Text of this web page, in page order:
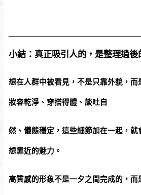
小結：真正吸引人的，是整理過後
想在人群中被看見，不是只靠外貌，而
妝容乾淨、穿搭得體、談吐自
然、儀態穩定，這些細節加在一起，就
想靠近的魅力。
高質感的形象不是一夕之間完成的，而